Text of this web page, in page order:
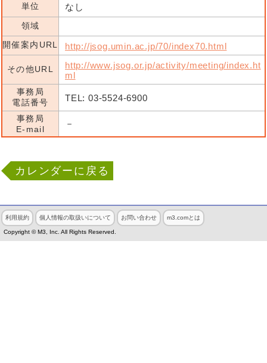
単位 なし
領域
開催案内URL
http://jsog.umin.ac.jp/70/index70.html
その他URL
http://www.jsog.or.jp/activity/meeting/index.ht
ml
事務局
電話番号
TEL: 03-5524-6900
事務局
E-mail
－
カレンダーに戻る
利用規約 個人情報の取扱いについて お問い合わせ m3.comとは
Copyright © M3, Inc. All Rights Reserved.